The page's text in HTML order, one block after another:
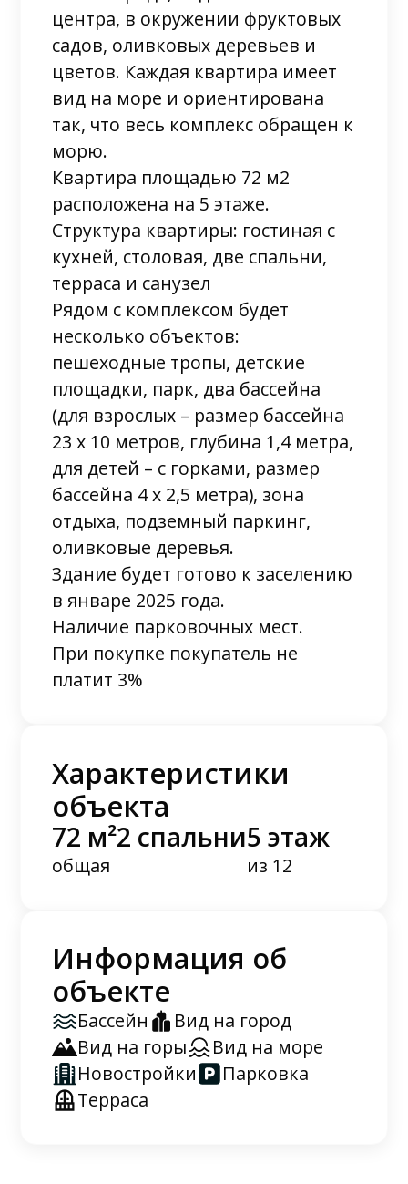
центра, в окружении фруктовых
садов, оливковых деревьев и
цветов. Каждая квартира имеет
вид на море и ориентирована
так, что весь комплекс обращен к
морю.
Квартира площадью 72 м2
расположена на 5 этаже.
Структура квартиры: гостиная с
кухней, столовая, две спальни,
терраса и санузел
Рядом с комплексом будет
несколько объектов:
пешеходные тропы, детские
площадки, парк, два бассейна
(для взрослых – размер бассейна
23 х 10 метров, глубина 1,4 метра,
для детей – с горками, размер
бассейна 4 х 2,5 метра), зона
отдыха, подземный паркинг,
оливковые деревья.
Здание будет готово к заселению
в январе 2025 года.
Наличие парковочных мест.
При покупке покупатель не
платит 3%
Характеристики
объекта
72 м²
общая
2 спальни5 этаж
из 12
Информация об
объекте
Бассейн
Вид на город
Вид на горы
Вид на море
Новостройки
Парковка
Терраса